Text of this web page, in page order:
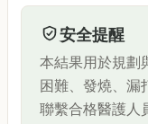
安全提醒
本結果用於規劃
困難、發燒、漏
聯繫合格醫護人